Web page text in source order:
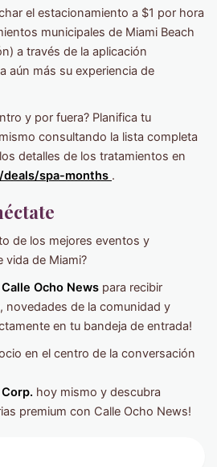
el estacionamiento a $1 por hora
municipales de Miami Beach
a través de la aplicación
aún más su experiencia de
y por fuera? Planifica tu
consultando la lista completa
detalles de los tratamientos en
deals/spa-months .
de los mejores eventos y
vida de Miami?
Calle Ocho News para recibir
novedades de la comunidad y
en tu bandeja de entrada!
en el centro de la conversación
hoy mismo y descubra
premium con Calle Ocho News!